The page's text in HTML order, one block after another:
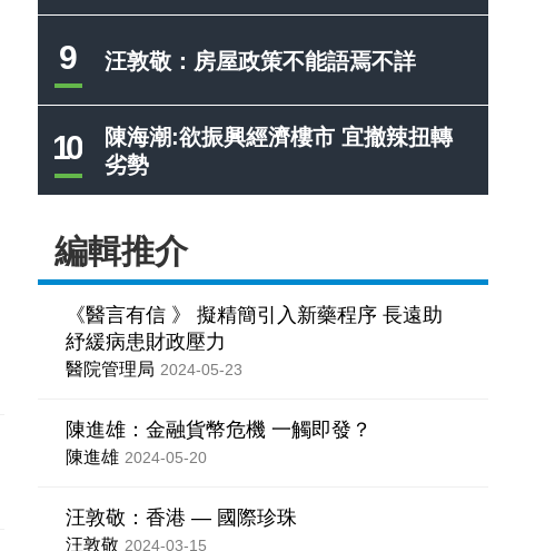
9 汪敦敬：房屋政策不能語焉不詳
10
陳海潮:欲振興經濟樓市 宜撤辣扭轉
劣勢
編輯推介
《醫言有信 》 擬精簡引入新藥程序 長遠助
紓緩病患財政壓力
醫院管理局 2024-05-23
陳進雄：金融貨幣危機 一觸即發？
陳進雄 2024-05-20
汪敦敬：香港 — 國際珍珠
汪敦敬 2024-03-15